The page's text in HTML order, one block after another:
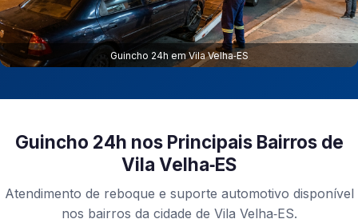
Guincho 24h em Vila Velha‑ES
Guincho 24h nos Principais Bairros de
Vila Velha‑ES
Atendimento de reboque e suporte automotivo disponível
nos bairros da cidade de Vila Velha‑ES.